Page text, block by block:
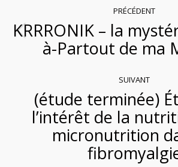
Navigation
article
PRÉCÉDENT
Article
KRRRONIK – la
à-Partout de ma
SUIVANT
Article
suivant
:
(étude terminée)
l’intérêt de la
micronutrition